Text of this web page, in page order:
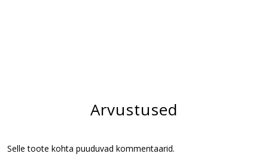
Arvustused
Selle toote kohta puuduvad kommentaarid.